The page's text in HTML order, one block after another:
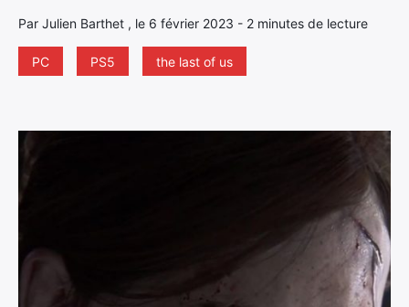
Par Julien Barthet , le 6 février 2023 - 2 minutes de lecture
PC PS5 the last of us